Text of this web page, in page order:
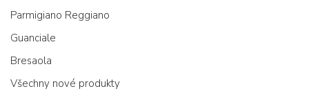
Parmigiano Reggiano
Guanciale
Bresaola
Všechny nové produkty